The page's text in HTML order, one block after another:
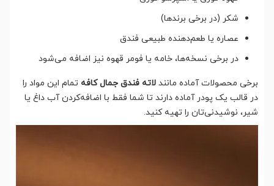
شکر (در برخی برندها)
عصاره یا طعم‌دهنده طبیعی فندق
در برخی نسخه‌ها، خامه یا فومر قهوه نیز اضافه می‌شود
برخی محصولات آماده مانند لاته فندق جمال کافه تمام این مواد را
در قالب یک پودر آماده دارند تا شما فقط با اضافه‌کردن آب داغ یا
شیر، نوشیدنی‌تان را تهیه کنید.